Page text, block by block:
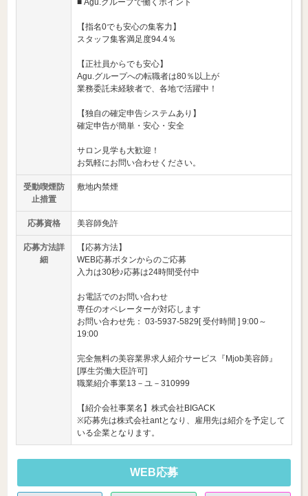
■ Agu.グループで働くポイント
【指名0でも安心の集客力】
スタッフ集客満足度94.4％
【正社員からでも安心】
Agu.グループへの転職者は80％以上が
業務委託未経験者で、各地で活躍中！
【独自の確定申告システムあり】
確定申告が簡単・安心・安全
サロン見学も大歓迎！
お気軽にお問い合わせください。
受動喫煙防
止措置
敷地内禁煙
応募資格 美容師免許
応募方法詳
細
【応募方法】
WEB応募ボタンからのご応募
入力は30秒♪応募は24時間受付中
お電話でのお問い合わせ
専任のオペレーターが対応します
お問い合わせ先： 03-5937-5829[ 受付時間 ] 9:00～
19:00
完全無料の美容業界求人紹介サービス『Mjob美容師』
[厚生労働大臣許可]
職業紹介事業13－ユ－310999
【紹介会社事業名】株式会社BIGACK
※応募先は株式会社antとなり、雇用先は紹介を予定して
いる企業となります。
WEB応募